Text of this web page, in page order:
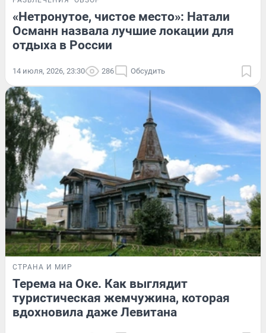
«Нетронутое, чистое место»: Натали
Османн назвала лучшие локации для
отдыха в России
14 июля, 2026, 23:30 286 Обсудить
СТРАНА И МИР
Терема на Оке. Как выглядит
туристическая жемчужина, которая
вдохновила даже Левитана